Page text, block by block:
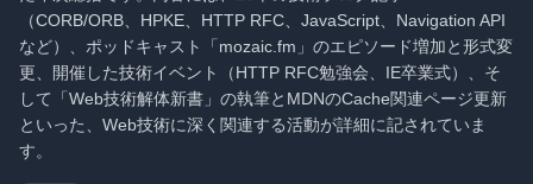
（CORB/ORB、HPKE、HTTP RFC、JavaScript、Navigation API
など）、ポッドキャスト「mozaic.fm」のエピソード増加と形式変
更、開催した技術イベント（HTTP RFC勉強会、IE卒業式）、そ
して「Web技術解体新書」の執筆とMDNのCache関連ページ更新
といった、Web技術に深く関連する活動が詳細に記されていま
す。